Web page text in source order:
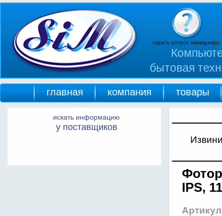
бытовая
главная компания товары
искать информацию
у поставщиков
IPS,
Артикул